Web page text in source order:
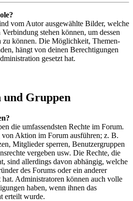
vom Autor ausgewählte Bilder, welche
stehen können, um dessen
zu können. Die Möglichkeit, Themen-
hängt von deinen Berechtigungen
gesetzt hat.
und Gruppen
die umfassendsten Rechte im Forum.
von Aktion im Forum ausführen; z. B.
Mitglieder sperren, Benutzergruppen
vergeben usw. Die Rechte, die
sind allerdings davon abhängig, welche
des Forums oder ein anderer
Administratoren können auch volle
haben, wenn ihnen das
erteilt wurde.